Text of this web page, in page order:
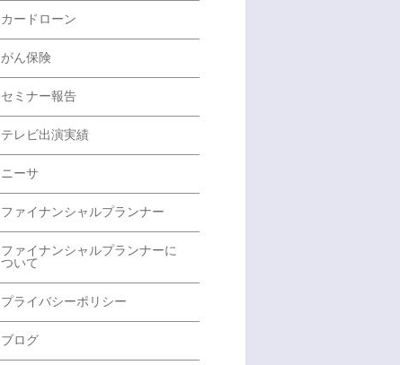
カードローン
がん保険
セミナー報告
テレビ出演実績
ニーサ
ファイナンシャルプランナー
ファイナンシャルプランナーに
ついて
プライバシーポリシー
ブログ